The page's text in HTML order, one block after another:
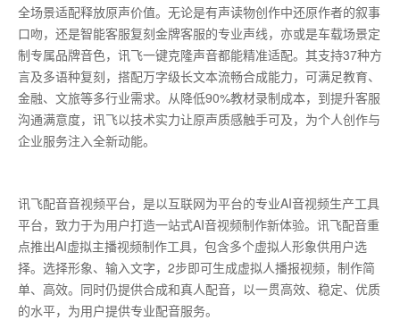
全场景适配释放原声价值。无论是有声读物创作中还原作者的叙事
口吻，还是智能客服复刻金牌客服的专业声线，亦或是车载场景定
制专属品牌音色，讯飞一键克隆声音都能精准适配。其支持37种方
言及多语种复刻，搭配万字级长文本流畅合成能力，可满足教育、
金融、文旅等多行业需求。从降低90%教材录制成本，到提升客服
沟通满意度，讯飞以技术实力让原声质感触手可及，为个人创作与
企业服务注入全新动能。
讯飞配音音视频平台，是以互联网为平台的专业AI音视频生产工具
平台，致力于为用户打造一站式AI音视频制作新体验。讯飞配音重
点推出AI虚拟主播视频制作工具，包含多个虚拟人形象供用户选
择。选择形象、输入文字，2步即可生成虚拟人播报视频，制作简
单、高效。同时仍提供合成和真人配音，以一贯高效、稳定、优质
的水平，为用户提供专业配音服务。